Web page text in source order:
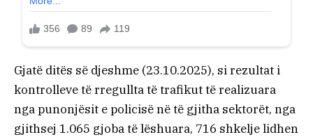
Gjatë ditës së djeshme (23.10.2025), si rezultat i
kontrolleve të rregullta të trafikut të realizuara
nga punonjësit e policisë në të gjitha sektorët, nga
gjithsej 1.065 gjoba të lëshuara, 716 shkelje lidhen